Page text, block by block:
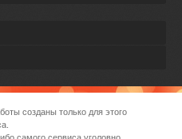
созданы только для этого
самого сервиса уголовно